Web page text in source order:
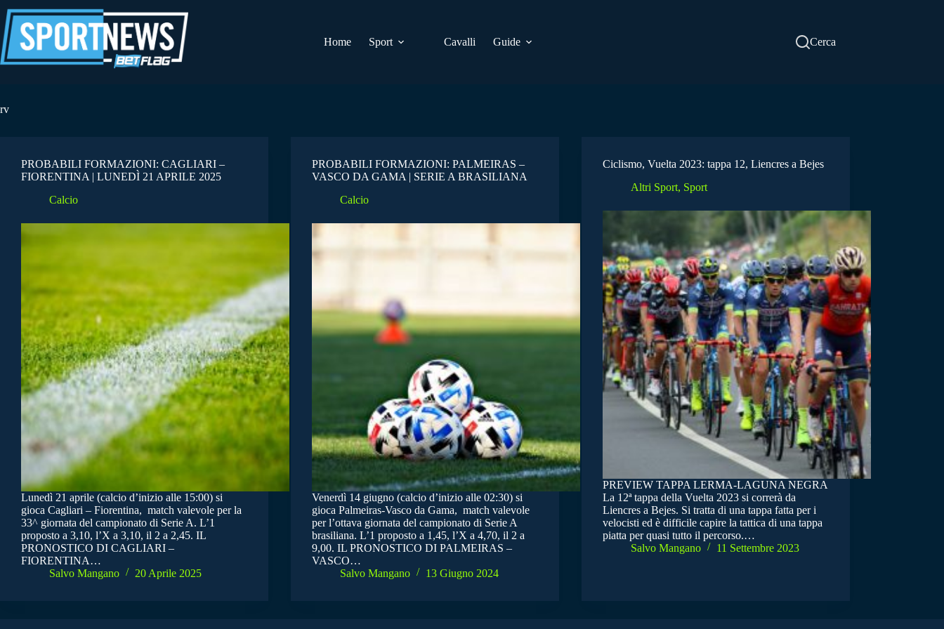
al
contenuto
Home
Sport Cavalli Guide Cerca
rv
PROBABILI FORMAZIONI: CAGLIARI –
FIORENTINA | LUNEDÌ 21 APRILE 2025
Calcio
Lunedì 21 aprile (calcio d’inizio alle 15:00) si
gioca Cagliari – Fiorentina, match valevole per la
33^ giornata del campionato di Serie A. L’1
proposto a 3,10, l’X a 3,10, il 2 a 2,45. IL
PRONOSTICO DI CAGLIARI –
FIORENTINA…
Salvo Mangano
20 Aprile 2025
PROBABILI FORMAZIONI: PALMEIRAS –
VASCO DA GAMA | SERIE A BRASILIANA
Calcio
Venerdì 14 giugno (calcio d’inizio alle 02:30) si
gioca Palmeiras-Vasco da Gama, match valevole
per l’ottava giornata del campionato di Serie A
brasiliana. L’1 proposto a 1,45, l’X a 4,70, il 2 a
9,00. IL PRONOSTICO DI PALMEIRAS –
VASCO…
Salvo Mangano
13 Giugno 2024
Ciclismo, Vuelta 2023: tappa 12, Liencres a Bejes
Altri Sport, Sport
PREVIEW TAPPA LERMA-LAGUNA NEGRA
La 12ª tappa della Vuelta 2023 si correrà da
Liencres a Bejes. Si tratta di una tappa fatta per i
velocisti ed è difficile capire la tattica di una tappa
piatta per quasi tutto il percorso.…
Salvo Mangano
11 Settembre 2023